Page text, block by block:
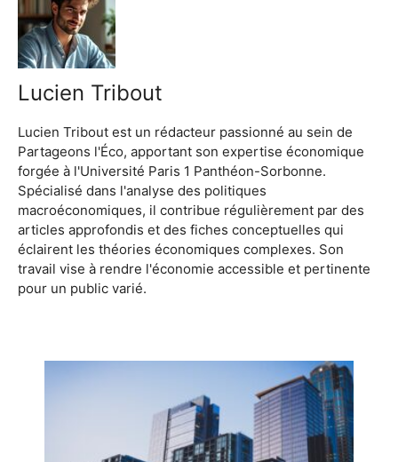
Lucien Tribout
Lucien Tribout est un rédacteur passionné au sein de
Partageons l'Éco, apportant son expertise économique
forgée à l'Université Paris 1 Panthéon-Sorbonne.
Spécialisé dans l'analyse des politiques
macroéconomiques, il contribue régulièrement par des
articles approfondis et des fiches conceptuelles qui
éclairent les théories économiques complexes. Son
travail vise à rendre l'économie accessible et pertinente
pour un public varié.